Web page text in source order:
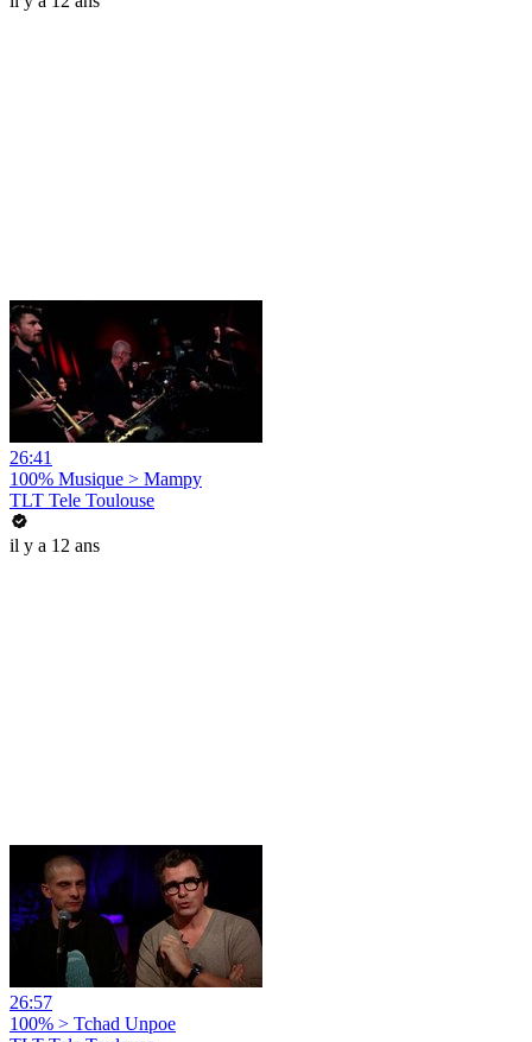
26:41
100% Musique > Mampy
TLT Tele Toulouse
il y a 12 ans
26:57
100% > Tchad Unpoe